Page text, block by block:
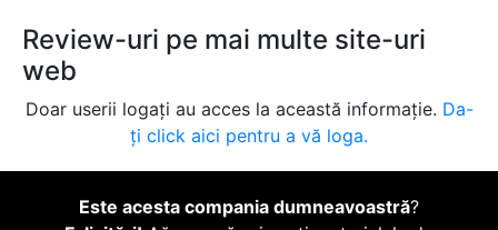
Review-uri pe mai multe site-uri
web
Doar userii logați au acces la această informație. Da-
ți click aici pentru a vă loga.
Este acesta compania dumneavoastră?